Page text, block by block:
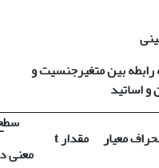
رابطه بین متغیرجنسیت و
و اساتید
معیار مقدارt
معنی